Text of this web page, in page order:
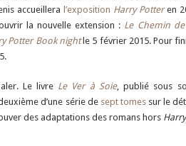
accueillera l’exposition Harry Potteren
la nouvelle extension : Le Chemin de
Potter Book nightle 5 février 2015. Pour
Le livre Le Ver à Soie, publié sous
d’une série de sept tomessur le
des adaptations des romans hors